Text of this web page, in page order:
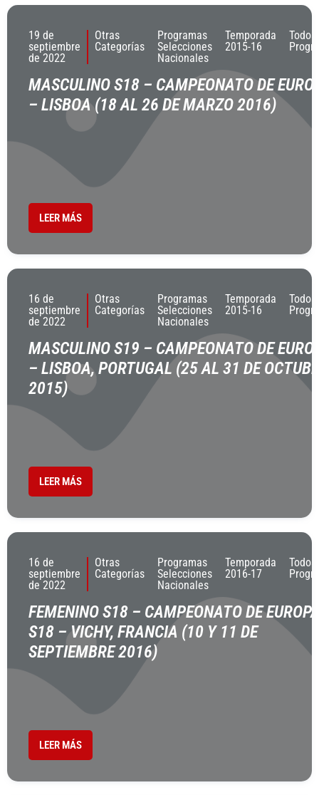
19 de
septiembre
de 2022
Otras
Categorías
Programas
Selecciones
Nacionales
Temporada
2015-16
MASCULINO S18 – CAMPEONATO DE
– LISBOA (18 AL 26 DE MARZO 2016)
LEER MÁS
16 de
septiembre
de 2022
Otras
Categorías
Programas
Selecciones
Nacionales
Temporada
2015-16
MASCULINO S19 – CAMPEONATO DE
– LISBOA, PORTUGAL (25 AL 31 DE
2015)
LEER MÁS
16 de
septiembre
de 2022
Otras
Categorías
Programas
Selecciones
Nacionales
Temporada
2016-17
FEMENINO S18 – CAMPEONATO DE
S18 – VICHY, FRANCIA (10 Y 11 DE
SEPTIEMBRE 2016)
LEER MÁS